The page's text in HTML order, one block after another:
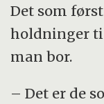
Det som
holdninger
man bor.
– Det er de